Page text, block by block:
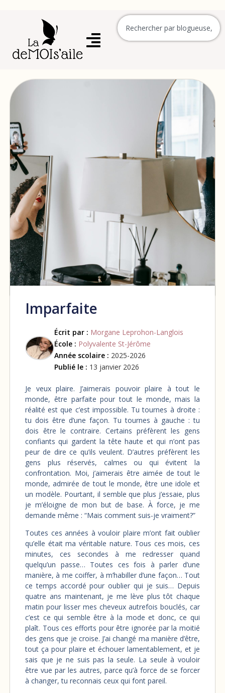
Imparfaite
Écrit par : Morgane Leprohon-Langlois
École : Polyvalente St-Jérôme
Année scolaire : 2025-2026
Publié le : 13 janvier 2026
Je veux plaire. J’aimerais pouvoir plaire à tout le
monde, être parfaite pour tout le monde, mais la
réalité est que c’est impossible. Tu tournes à droite :
tu dois être d’une façon. Tu tournes à gauche : tu
dois être le contraire. Certains préfèrent les gens
confiants qui gardent la tête haute et qui n’ont pas
peur de dire ce qu’ils veulent. D’autres préfèrent les
gens plus réservés, calmes ou qui évitent la
confrontation. Moi, j’aimerais être aimée de tout le
monde, admirée de tout le monde, être une idole et
un modèle. Pourtant, il semble que plus j’essaie, plus
je m’éloigne de mon but de base. À force, je me
demande même : “Mais comment suis-je vraiment?”
Toutes ces années à vouloir plaire m’ont fait oublier
qu’elle était ma véritable nature. Tous ces mois, ces
minutes, ces secondes à me redresser quand
quelqu’un passe… Toutes ces fois à parler d’une
manière, à me coiffer, à m’habiller d’une façon… Tout
ce temps accordé pour oublier qui je suis… Depuis
quatre ans maintenant, je me lève plus tôt chaque
matin pour lisser mes cheveux autrefois bouclés, car
c’est ce qui semble être à la mode et donc, ce qui
plaît. Tous ces efforts pour être ignorée par la moitié
des gens que je croise. J’ai changé ma manière d’être,
tout ça pour plaire et échouer lamentablement, et je
sais que je ne suis pas la seule. La seule à vouloir
être vue par les autres, parce qu’à force de se forcer
à changer, tu reconnais ceux qui font pareil.